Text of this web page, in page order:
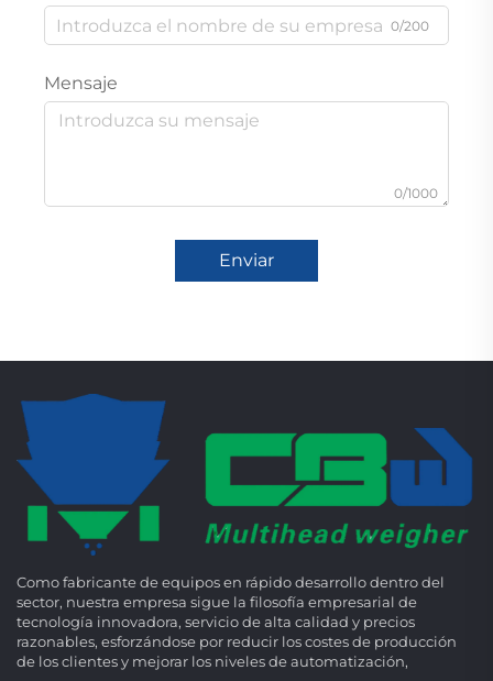
0/200
Mensaje
0/1000
Enviar
Como fabricante de equipos en rápido desarrollo dentro del
sector, nuestra empresa sigue la filosofía empresarial de
tecnología innovadora, servicio de alta calidad y precios
razonables, esforzándose por reducir los costes de producción
de los clientes y mejorar los niveles de automatización,